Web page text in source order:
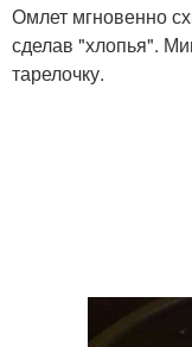
Омлет мгновенно
сделав "хлопья".
тарелочку.